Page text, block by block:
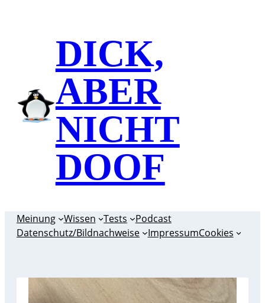
DICK,
ABER
NICHT
DOOF
Meinung Wissen Tests
Podcast
Datenschutz/Bildnachweise
ImpressumCookies